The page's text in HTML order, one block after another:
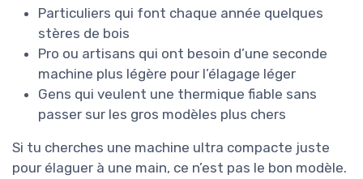
Particuliers qui font chaque année quelques
stères de bois
Pro ou artisans qui ont besoin d’une seconde
machine plus légère pour l’élagage léger
Gens qui veulent une thermique fiable sans
passer sur les gros modèles plus chers
Si tu cherches une machine ultra compacte juste
pour élaguer à une main, ce n’est pas le bon modèle.